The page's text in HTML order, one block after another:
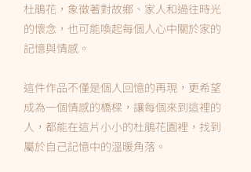
杜鵑花，象徵著對故鄉、家人和過往時光
的懷念，也可能喚起每個人心中關於家的
記憶與情感。
這件作品不僅是個人回憶的再現，更希望
成為一個情感的橋樑，讓每個來到這裡的
人，都能在這片小小的杜鵑花園裡，找到
屬於自己記憶中的溫暖角落。